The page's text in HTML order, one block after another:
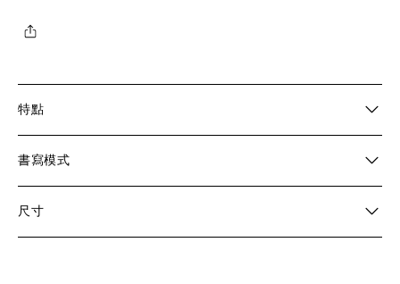
特點
書寫模式
尺寸